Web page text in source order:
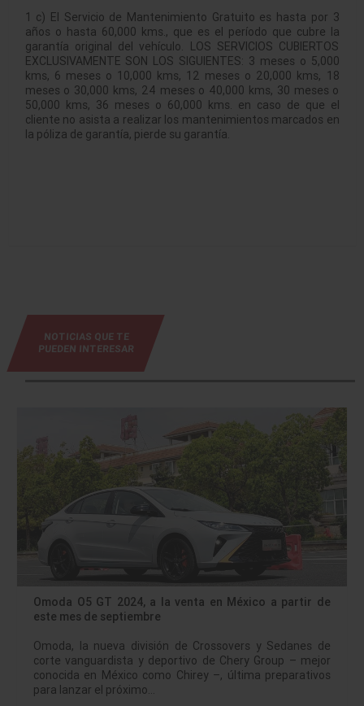
1 c) El Servicio de Mantenimiento Gratuito es hasta por 3
años o hasta 60,000 kms., que es el período que cubre la
garantía original del vehículo. LOS SERVICIOS CUBIERTOS
EXCLUSIVAMENTE SON LOS SIGUIENTES: 3 meses o 5,000
kms, 6 meses o 10,000 kms, 12 meses o 20,000 kms, 18
meses o 30,000 kms, 24 meses o 40,000 kms, 30 meses o
50,000 kms, 36 meses o 60,000 kms. en caso de que el
cliente no asista a realizar los mantenimientos marcados en
la póliza de garantía, pierde su garantía.
NOTICIAS QUE TE
PUEDEN INTERESAR
Omoda O5 GT 2024, a la venta en México a partir de
este mes de septiembre
Omoda, la nueva división de Crossovers y Sedanes de
corte vanguardista y deportivo de Chery Group – mejor
conocida en México como Chirey –, última preparativos
para lanzar el próximo…